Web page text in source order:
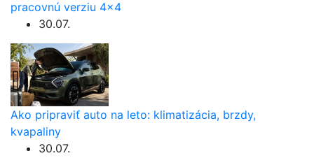
pracovnú verziu 4×4
30.07.
Ako pripraviť auto na leto: klimatizácia, brzdy,
kvapaliny
30.07.